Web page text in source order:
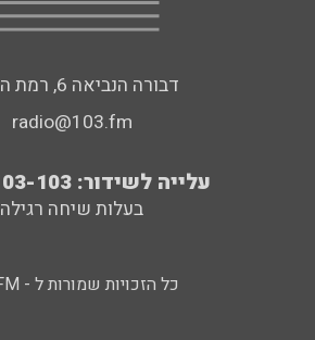
דבורה הנביאה 6, רמת השרון
radio@103.fm
עלייה לשידור: 0552-103-103
בעלות שיחה רגילה
כל הזכויות שמורות ל - 103FM